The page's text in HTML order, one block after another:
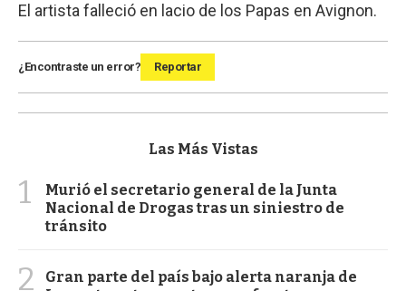
El artista falleció en lacio de los Papas en Avignon.
¿Encontraste un error? Reportar
Las Más Vistas
1
Murió el secretario general de la Junta
Nacional de Drogas tras un siniestro de
tránsito
2
Gran parte del país bajo alerta naranja de